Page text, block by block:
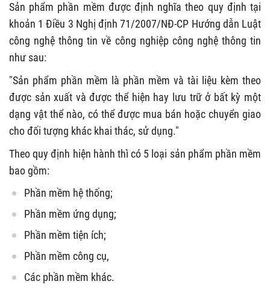
Sản phẩm phần mềm được định nghĩa theo quy định tại
khoản 1 Điều 3 Nghị định 71/2007/NĐ-CP Hướng dẫn Luật
công nghệ thông tin về công nghiệp công nghệ thông tin
như sau:
"Sản phẩm phần mềm là phần mềm và tài liệu kèm theo
được sản xuất và được thể hiện hay lưu trữ ở bất kỳ một
dạng vật thể nào, có thể được mua bán hoặc chuyển giao
cho đối tượng khác khai thác, sử dụng."
Theo quy định hiện hành thì có 5 loại sản phẩm phần mềm
bao gồm:
Phần mềm hệ thống;
Phần mềm ứng dụng;
Phần mềm tiện ích;
Phần mềm công cụ,
Các phần mềm khác.